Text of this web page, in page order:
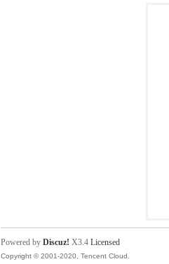
Powered by Discuz! X3.4 Licensed
Copyright © 2001-2020, Tencent Cloud.